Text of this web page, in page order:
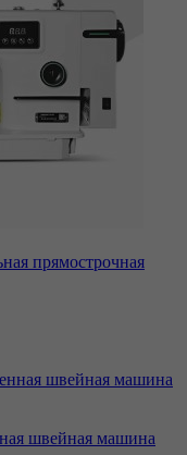
прямострочная
швейная машина